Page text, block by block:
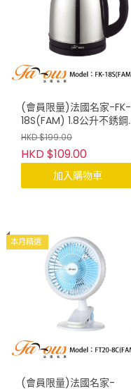
(會員限量)法國名家-FK-
18S(FAM) 1.8公升不銹鋼
無線電熱水壺
HKD $199.00
HKD $109.00
加入購物車
本月精選
(會員限量)法國名家-